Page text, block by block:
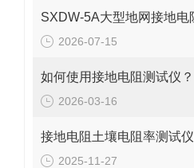
2026-07-15
如何使用接地电阻测试仪？
2026-03-16
2025-11-27